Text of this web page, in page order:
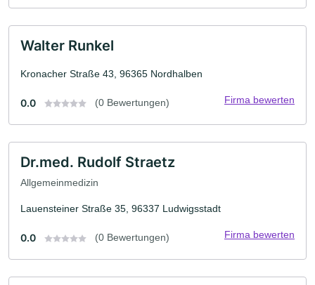
Walter Runkel
Kronacher Straße 43, 96365 Nordhalben
0.0 (0 Bewertungen) Firma bewerten
Dr.med. Rudolf Straetz
Allgemeinmedizin
Lauensteiner Straße 35, 96337 Ludwigsstadt
0.0 (0 Bewertungen) Firma bewerten